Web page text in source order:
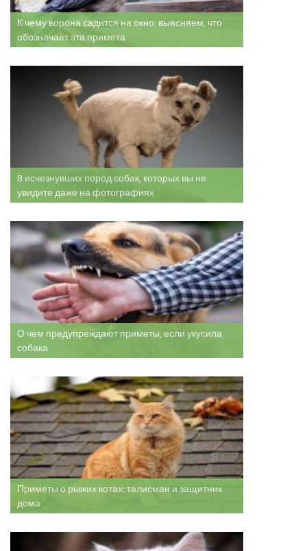
К чему ворона садится на окно: выясняем, что
обозначает эта примета
8 исчезнувших пород собак, которых вы не
увидите даже на фотографиях
О чем предупреждают приметы, если укусила
собака
Приметы о рыжих котах: талисман и защитник
дома